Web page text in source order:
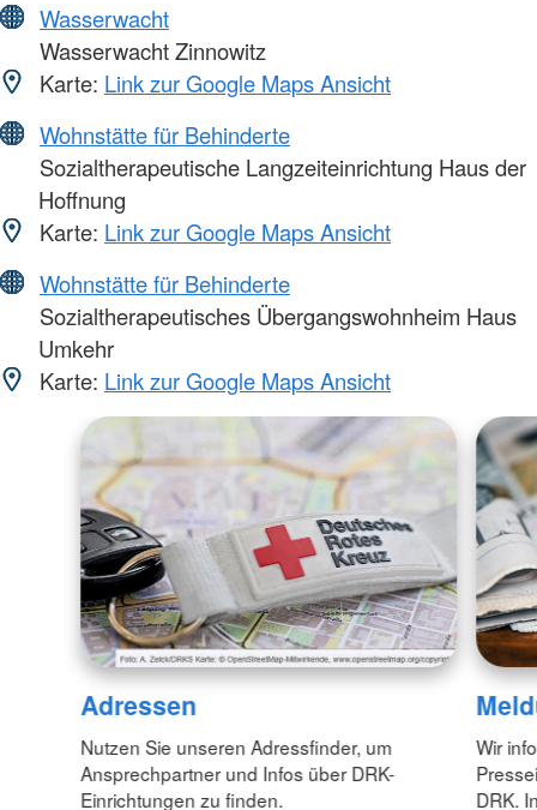
Wasserwacht
Wasserwacht Zinnowitz
Karte: Link zur Google Maps Ansicht
Wohnstätte für Behinderte
Sozialtherapeutische Langzeiteinrichtung Haus der
Hoffnung
Karte: Link zur Google Maps Ansicht
Wohnstätte für Behinderte
Sozialtherapeutisches Übergangswohnheim Haus
Umkehr
Karte: Link zur Google Maps Ansicht
Adressen
Nutzen Sie unseren Adressfinder, um
Ansprechpartner und Infos über DRK-
Einrichtungen zu finden.
Wir
DRK.